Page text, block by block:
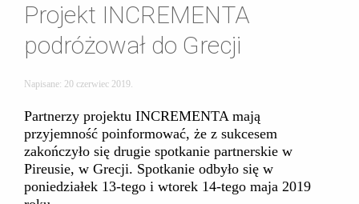
Projekt INCREMENTA
podróżował do Grecji
Napisane: 20 czerwiec 2019.
Partnerzy projektu INCREMENTA mają
przyjemność poinformować, że z sukcesem
zakończyło się drugie spotkanie partnerskie w
Pireusie, w Grecji. Spotkanie odbyło się w
poniedziałek 13-tego i wtorek 14-tego maja 2019